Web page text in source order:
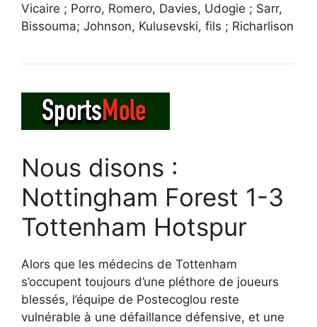
Vicaire ; Porro, Romero, Davies, Udogie ; Sarr,
Bissouma; Johnson, Kulusevski, fils ; Richarlison
Nous disons :
Nottingham Forest 1-3
Tottenham Hotspur
Alors que les médecins de Tottenham
s’occupent toujours d’une pléthore de joueurs
blessés, l’équipe de Postecoglou reste
vulnérable à une défaillance défensive, et une